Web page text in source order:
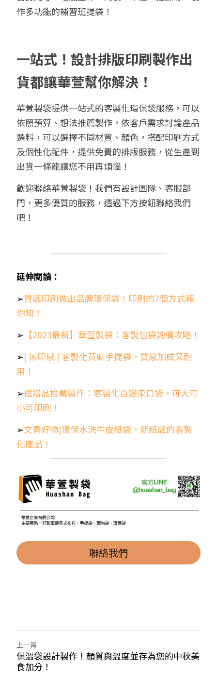
作多功能的補習班提袋！
一站式！設計排版印刷製作出
貨都讓華萱幫你解決！
華萱製袋提供一站式的客製化環保袋服務，可以
依照預算、想法推薦製作，依客戶需求討論產品
選料，可以選擇不同材質、顏色，搭配印刷方式
及個性化配件，提供免費的排版服務，從生產到
出貨一條龍讓您不用再煩惱！
歡迎聯絡華萱製袋！我們有設計團隊、客服部
門，更多優質的服務，透過下方按鈕聯絡我們
吧！
延伸閱讀：
➢質感印刷做出品牌環保袋！印刷的7個方式報
你知！
➢ 【2023最新】華萱製袋：客製包袋詢價攻略！
➢| 無印感 | 客製化黃麻手提袋，質感加成又耐
用！
➢禮贈品推薦製作：客製化百變束口袋，可大可
小可印刷！
➢文青好物|環保水洗牛皮紙袋，新紙感的客製
化產品！
聯絡我們
上一篇
保溫袋設計製作！顏質與溫度並存為您的中秋美
食加分！